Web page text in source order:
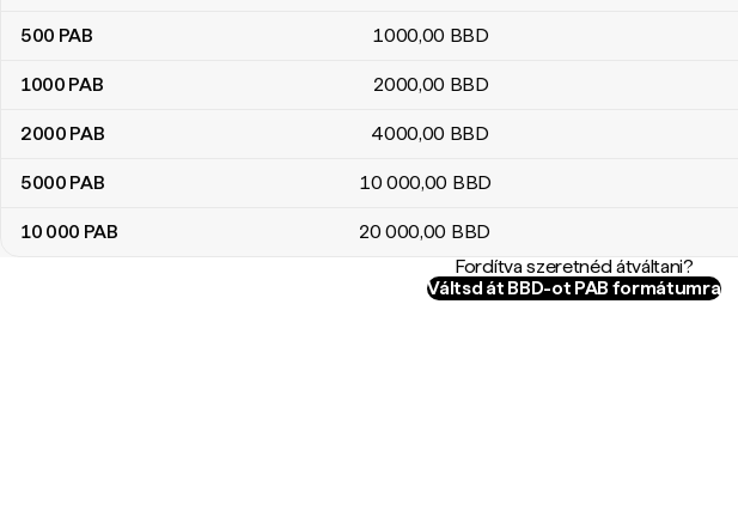
500 PAB 1000,00 BBD
1000 PAB 2000,00 BBD
2000 PAB 4000,00 BBD
5000 PAB 10 000,00 BBD
10 000 PAB 20 000,00 BBD
Fordítva szeretnéd átváltani?
Váltsd át BBD-ot PAB formátumra